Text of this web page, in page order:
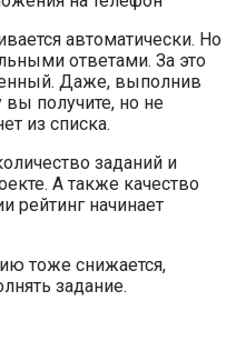
автоматически. Но
ответами. За это
Даже, выполнив
вы получите, но не
из списка.
заданий и
А также качество
рейтинг начинает
тоже снижается,
задание.